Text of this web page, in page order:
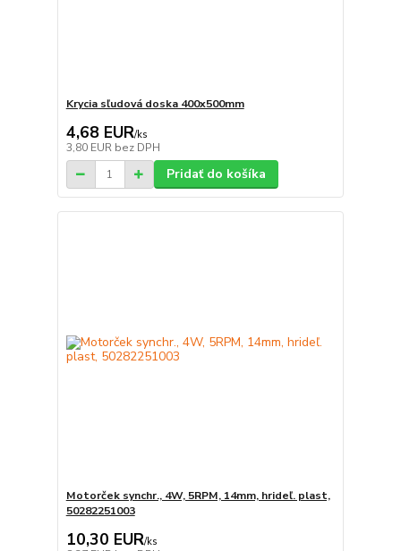
Krycia sľudová doska 400x500mm
4,68 EUR/ks
3,80 EUR bez DPH
Pridať do košíka
Motorček synchr., 4W, 5RPM, 14mm, hrideľ. plast,
50282251003
10,30 EUR/ks